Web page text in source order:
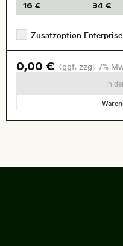
16 € 34 €
Zusatzoption
0,00 € (ggf. zzgl. 7%
In